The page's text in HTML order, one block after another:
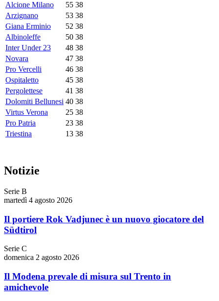
Alcione Milano
55 38
Arzignano
53 38
Giana Erminio
52 38
Albinoleffe
50 38
Inter Under 23
48 38
Novara
47 38
Pro Vercelli
46 38
Ospitaletto
45 38
Pergolettese
41 38
Dolomiti Bellunesi 40 38
Virtus Verona
25 38
Pro Patria
23 38
Triestina
13 38
Notizie
Serie B
martedì 4 agosto 2026
Il portiere Rok Vadjunec è un nuovo giocatore del
Südtirol
Serie C
domenica 2 agosto 2026
Il Modena prevale di misura sul Trento in
amichevole